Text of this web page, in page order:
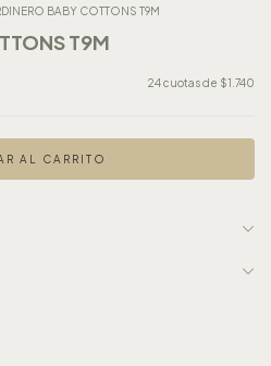
BABY COTTONS T9M
T9M
24cuotas de $1.740